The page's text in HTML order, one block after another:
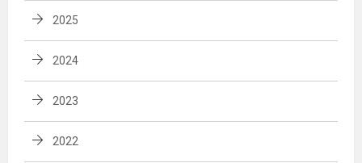
2025
2024
2023
2022